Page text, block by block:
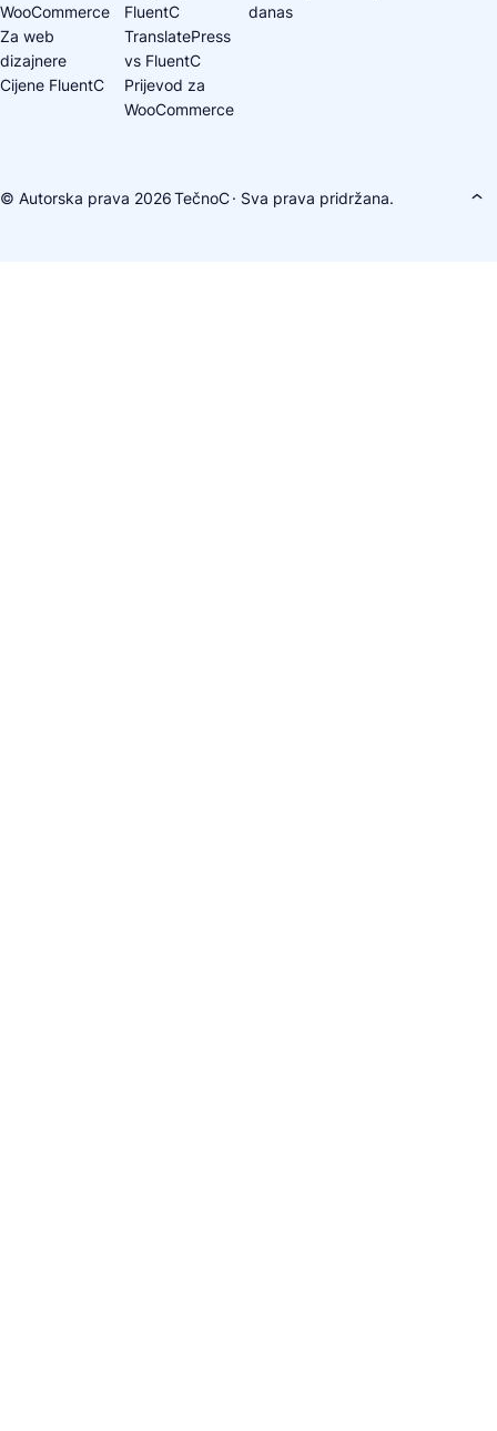
WooCommerce
Za web
dizajnere
Cijene FluentC
FluentC
TranslatePress
vs FluentC
Prijevod za
WooCommerce
danas
© Autorska prava 2026TečnoC· Sva prava pridržana.